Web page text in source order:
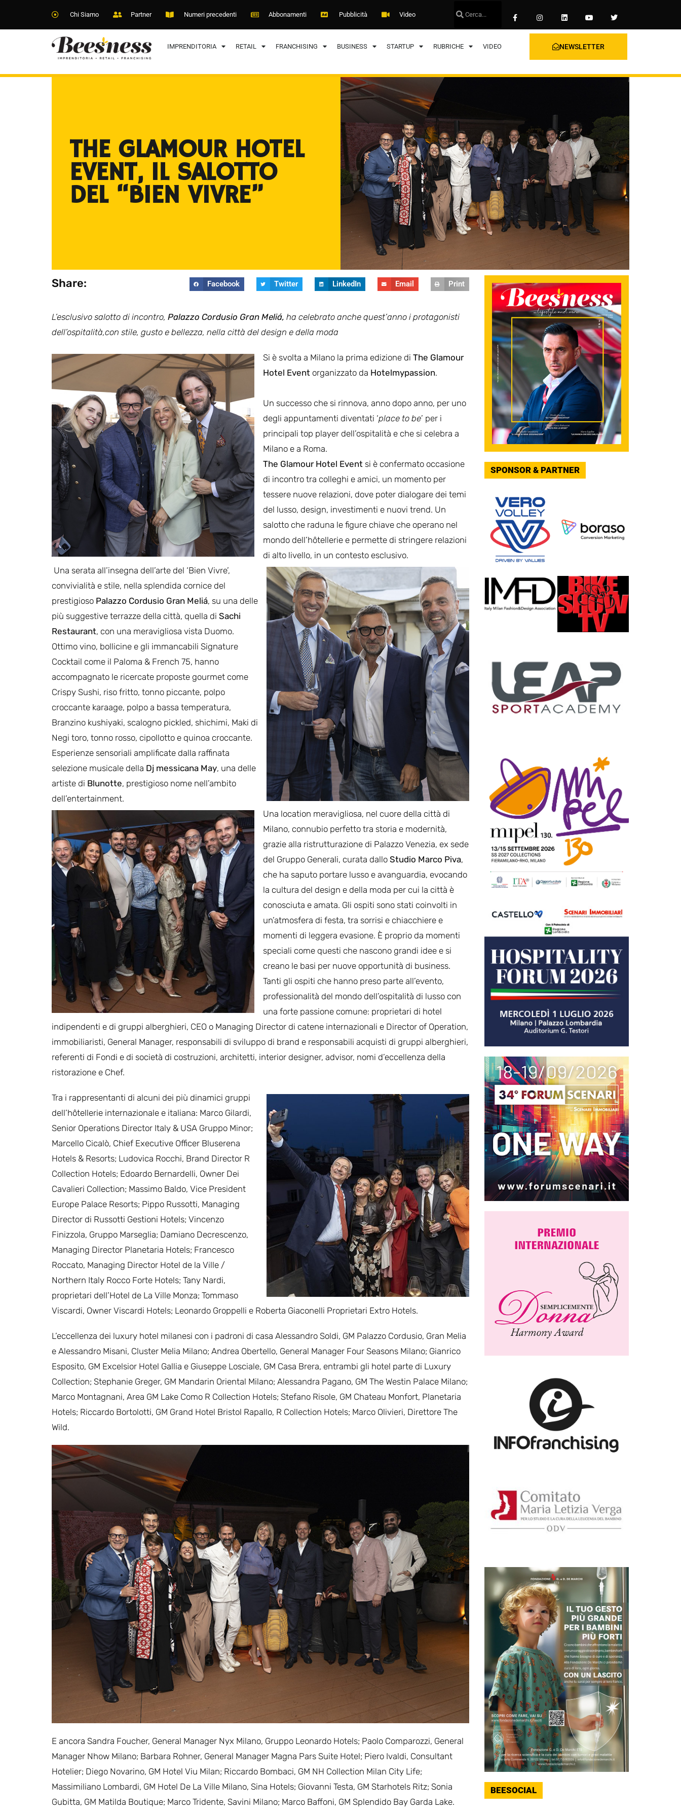
Chi Siamo Partner Numeri precedenti Abbonamenti Pubblicità Video
IMPRENDITORIA RETAIL FRANCHISING BUSINESS STARTUP RUBRICHE VIDEO NEWSLETTER
THE GLAMOUR HOTEL
EVENT, IL SALOTTO
DEL “BIEN VIVRE”
Share: Facebook Twitter LinkedIn Email Print
L’esclusivo salotto di incontro, Palazzo Cordusio Gran Meliá, ha celebrato anche quest’anno i protagonisti
dell’ospitalità,con stile, gusto e bellezza, nella città del design e della moda
Si è svolta a Milano la prima edizione di The Glamour
Hotel Event organizzato da Hotelmypassion.
Un successo che si rinnova, anno dopo anno, per uno
degli appuntamenti diventati ‘place to be’ per i
principali top player dell’ospitalità e che si celebra a
Milano e a Roma.
The Glamour Hotel Event si è confermato occasione
di incontro tra colleghi e amici, un momento per
tessere nuove relazioni, dove poter dialogare dei temi
del lusso, design, investimenti e nuovi trend. Un
salotto che raduna le figure chiave che operano nel
mondo dell’hôtellerie e permette di stringere relazioni
di alto livello, in un contesto esclusivo.
Una serata all’insegna dell’arte del ‘Bien Vivre’,
convivialità e stile, nella splendida cornice del
prestigioso Palazzo Cordusio Gran Meliá, su una delle
più suggestive terrazze della città, quella di Sachi
Restaurant, con una meravigliosa vista Duomo.
Ottimo vino, bollicine e gli immancabili Signature
Cocktail come il Paloma & French 75, hanno
accompagnato le ricercate proposte gourmet come
Crispy Sushi, riso fritto, tonno piccante, polpo
croccante karaage, polpo a bassa temperatura,
Branzino kushiyaki, scalogno pickled, shichimi, Maki di
Negi toro, tonno rosso, cipollotto e quinoa croccante.
Esperienze sensoriali amplificate dalla raffinata
selezione musicale della Dj messicana May, una delle
artiste di Blunotte, prestigioso nome nell’ambito
dell’entertainment.
Una location meravigliosa, nel cuore della città di
Milano, connubio perfetto tra storia e modernità,
grazie alla ristrutturazione di Palazzo Venezia, ex sede
del Gruppo Generali, curata dallo Studio Marco Piva,
che ha saputo portare lusso e avanguardia, evocando
la cultura del design e della moda per cui la città è
conosciuta e amata. Gli ospiti sono stati coinvolti in
un’atmosfera di festa, tra sorrisi e chiacchiere e
momenti di leggera evasione. È proprio da momenti
speciali come questi che nascono grandi idee e si
creano le basi per nuove opportunità di business.
Tanti gli ospiti che hanno preso parte all’evento,
professionalità del mondo dell’ospitalità di lusso con
una forte passione comune: proprietari di hotel
indipendenti e di gruppi alberghieri, CEO o Managing Director di catene internazionali e Director of Operation,
immobiliaristi, General Manager, responsabili di sviluppo di brand e responsabili acquisti di gruppi alberghieri,
referenti di Fondi e di società di costruzioni, architetti, interior designer, advisor, nomi d’eccellenza della
ristorazione e Chef.
Tra i rappresentanti di alcuni dei più dinamici gruppi
dell’hôtellerie internazionale e italiana: Marco Gilardi,
Senior Operations Director Italy & USA Gruppo Minor;
Marcello Cicalò, Chief Executive Officer Bluserena
Hotels & Resorts; Ludovica Rocchi, Brand Director R
Collection Hotels; Edoardo Bernardelli, Owner Dei
Cavalieri Collection; Massimo Baldo, Vice President
Europe Palace Resorts; Pippo Russotti, Managing
Director di Russotti Gestioni Hotels; Vincenzo
Finizzola, Gruppo Marseglia; Damiano Decrescenzo,
Managing Director Planetaria Hotels; Francesco
Roccato, Managing Director Hotel de la Ville /
Northern Italy Rocco Forte Hotels; Tany Nardi,
proprietari dell’Hotel de La Ville Monza; Tommaso
Viscardi, Owner Viscardi Hotels; Leonardo Groppelli e Roberta Giaconelli Proprietari Extro Hotels.
L’eccellenza dei luxury hotel milanesi con i padroni di casa Alessandro Soldi, GM Palazzo Cordusio, Gran Melia
e Alessandro Misani, Cluster Melia Milano; Andrea Obertello, General Manager Four Seasons Milano; Gianrico
Esposito, GM Excelsior Hotel Gallia e Giuseppe Losciale, GM Casa Brera, entrambi gli hotel parte di Luxury
Collection; Stephanie Greger, GM Mandarin Oriental Milano; Alessandra Pagano, GM The Westin Palace Milano;
Marco Montagnani, Area GM Lake Como R Collection Hotels; Stefano Risole, GM Chateau Monfort, Planetaria
Hotels; Riccardo Bortolotti, GM Grand Hotel Bristol Rapallo, R Collection Hotels; Marco Olivieri, Direttore The
Wild.
E ancora Sandra Foucher, General Manager Nyx Milano, Gruppo Leonardo Hotels; Paolo Comparozzi, General
Manager Nhow Milano; Barbara Rohner, General Manager Magna Pars Suite Hotel; Piero Ivaldi, Consultant
Hotelier; Diego Novarino, GM Hotel Viu Milan; Riccardo Bombaci, GM NH Collection Milan City Life;
Massimiliano Lombardi, GM Hotel De La Ville Milano, Sina Hotels; Giovanni Testa, GM Starhotels Ritz; Sonia
Gubitta, GM Matilda Boutique; Marco Tridente, Savini Milano; Marco Baffoni, GM Splendido Bay Garda Lake.
SPONSOR & PARTNER
BEESOCIAL